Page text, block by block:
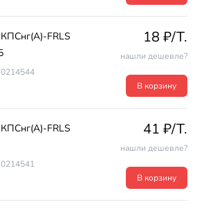
FRLS
18 ₽/T.
нашли дешевле?
В корзину
FRLS
41 ₽/T.
нашли дешевле?
В корзину